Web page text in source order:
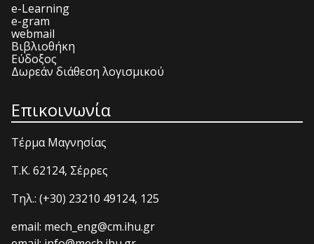
e-Learning
e-gram
webmail
Βιβλιοθήκη
Εύδοξος
Δωρεάν διάθεση λογισμικού
Επικοινωνία
Τέρμα Μαγνησίας
T.K. 62124, Σέρρες
Τηλ.: (+30) 23210 49124, 125
email: mech_eng@cm.ihu.gr